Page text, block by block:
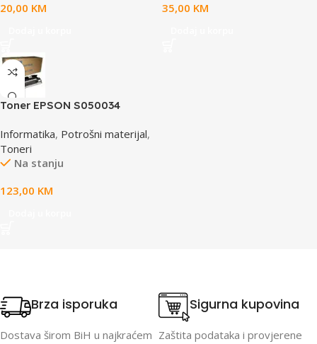
20,00 KM
35,00 KM
Toner EPSON S050034
Informatika, Potrošni materijal,
Toneri
Na stanju
123,00 KM
Brza isporuka
Dostava širom BiH u najkraćem
Sigurna kupovina
Zaštita podataka i provjerene